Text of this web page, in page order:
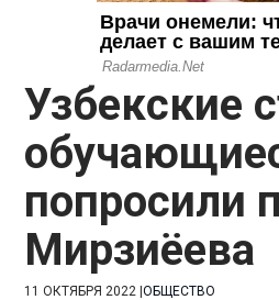
Узбекские
попросили
Мирзиёева
11 ОКТЯБРЯ 2022 |ОБЩЕСТВО